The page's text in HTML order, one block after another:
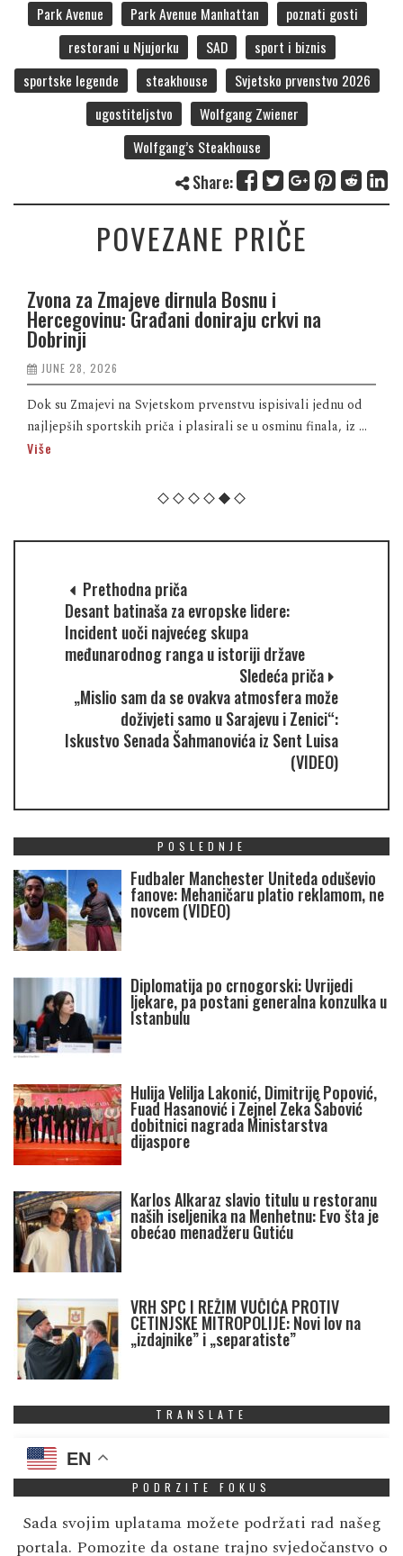
Park Avenue Park Avenue Manhattan
poznati gosti
restorani u Njujorku
SAD
sport i biznis
sportske legende
steakhouse
Svjetsko prvenstvo 2026
ugostiteljstvo
Wolfgang Zwiener
Wolfgang’s Steakhouse
Share:
POVEZANE PRIČE
Zvona za Zmajeve dirnula Bosnu i
Hercegovinu: Građani doniraju crkvi na
Dobrinji
JUNE 28, 2026
Dok su Zmajevi na Svjetskom prvenstvu ispisivali jednu od
najljepših sportskih priča i plasirali se u osminu finala, iz ...
Više
Prethodna priča
Desant batinaša za evropske lidere:
Incident uoči najvećeg skupa
međunarodnog ranga u istoriji države
Sledeća priča
„Mislio sam da se ovakva atmosfera može
doživjeti samo u Sarajevu i Zenici“:
Iskustvo Senada Šahmanovića iz Sent Luisa
(VIDEO)
POSLEDNJE
Fudbaler Manchester Uniteda oduševio
fanove: Mehaničaru platio reklamom, ne
novcem (VIDEO)
Diplomatija po crnogorski: Uvrijedi
ljekare, pa postani generalna konzulka u
Istanbulu
Hulija Velilja Lakonić, Dimitrije Popović,
Fuad Hasanović i Zejnel Zeka Šabović
dobitnici nagrada Ministarstva
dijaspore
Karlos Alkaraz slavio titulu u restoranu
naših iseljenika na Menhetnu: Evo šta je
obećao menadžeru Gutiću
VRH SPC I REŽIM VUČIĆA PROTIV
CETINJSKE MITROPOLIJE: Novi lov na
„izdajnike” i „separatiste”
TRANSLATE
EN
PODRZITE FOKUS
Sada svojim uplatama možete podržati rad našeg
portala. Pomozite da ostane trajno svjedočanstvo o